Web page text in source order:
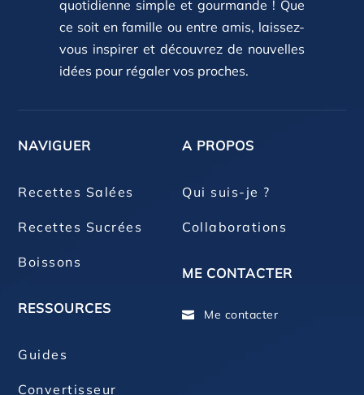
quotidienne simple et gourmande ! Que
ce soit en famille ou entre amis, laissez-
vous inspirer et découvrez de nouvelles
idées pour régaler vos proches.
NAVIGUER
Recettes Salées
Recettes Sucrées
Boissons
RESSOURCES
Guides
Convertisseur
A PROPOS
Qui suis-je ?
Collaborations
ME CONTACTER
 Me contacter